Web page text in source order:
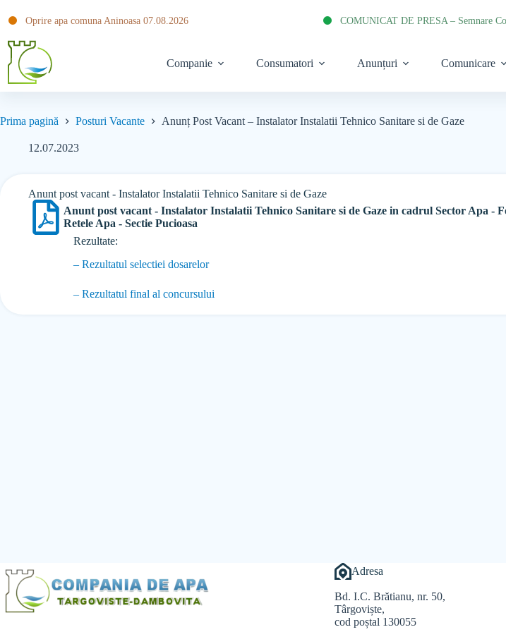
Oprire apa comuna Aninoasa 07.08.2026
Companie Consumatori Anunțuri Comunicare
Prima pagină Posturi Vacante Anunț Post Vacant – Instalator Instalatii Tehnico Sanitare si de Gaze
12.07.2023
Anunt post vacant - Instalator Instalatii Tehnico Sanitare si de Gaze
Anunt post vacant - Instalator Instalatii Tehnico Sanitare si de Gaze in cadrul Sector Apa -
Retele Apa - Sectie Pucioasa
Rezultate:
– Rezultatul selectiei dosarelor
– Rezultatul final al concursului
Adresa
Bd. I.C. Brătianu, nr. 50,
Târgoviște,
cod poștal 130055